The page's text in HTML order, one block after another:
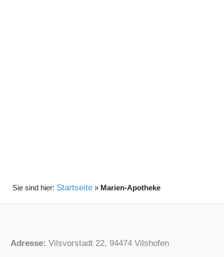
Startseite» Marien-Apotheke
Adresse: Vilsvorstadt 22, 94474 Vilshofen